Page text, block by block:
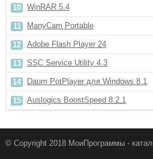
WinRAR 5.4
ManyCam Portable
Adobe Flash Player 24
SSC Service Utility 4.3
Daum PotPlayer для Windows 8.1
Auslogics BoostSpeed 8.2.1
© Copyright 2018 МоиПрограммы -